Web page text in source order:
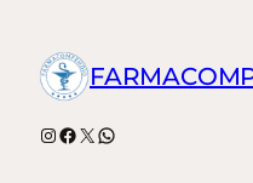
contenido
Instagram
Facebook
X WhatsApp